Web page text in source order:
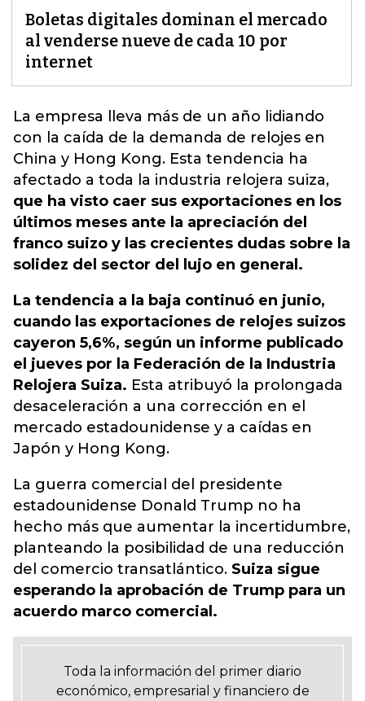
Boletas digitales dominan el mercado
al venderse nueve de cada 10 por
internet
La empresa lleva más de un año lidiando
con la caída de la demanda de relojes en
China y Hong Kong. Esta tendencia ha
afectado a toda la industria relojera suiza,
que ha visto caer sus exportaciones en los
últimos meses ante la apreciación del
franco suizo y las crecientes dudas sobre la
solidez del sector del lujo en general.
La tendencia a la baja continuó en junio,
cuando las exportaciones de relojes suizos
cayeron 5,6%, según un informe publicado
el jueves por la Federación de la Industria
Relojera Suiza. Esta atribuyó la prolongada
desaceleración a una corrección en el
mercado estadounidense y a caídas en
Japón y Hong Kong.
La guerra comercial del presidente
estadounidense Donald Trump no ha
hecho más que aumentar la incertidumbre,
planteando la posibilidad de una reducción
del comercio transatlántico. Suiza sigue
esperando la aprobación de Trump para un
acuerdo marco comercial.
Toda la información del primer diario
económico, empresarial y financiero de